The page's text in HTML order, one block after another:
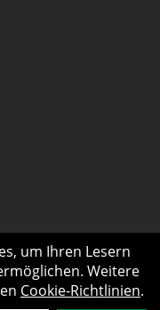
um Ihren Lesern
Weitere
Cookie-Richtlinien.